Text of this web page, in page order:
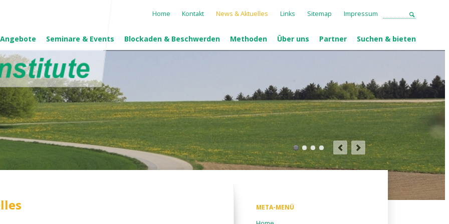
Seminare & Events Blockaden & Beschwerden Methoden Über uns Partner
Suchen & bieten
Navigation
Home Kontakt News & Aktuelles Links Sitemap Impressum
META-MENÜ